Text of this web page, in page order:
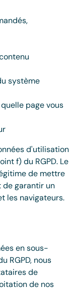
système
page vous
d'utilisation
f) du RGPD. Le
de mettre
de garantir un
les navigateurs.
en sous-
RGPD, nous
de
de nos